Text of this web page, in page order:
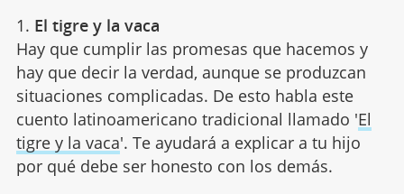
1. El tigre y la vaca
Hay que cumplir las promesas que hacemos y
hay que decir la verdad, aunque se produzcan
situaciones complicadas. De esto habla este
cuento latinoamericano tradicional llamado 'El
tigre y la vaca'. Te ayudará a explicar a tu hijo
por qué debe ser honesto con los demás.